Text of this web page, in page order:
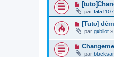
par fafa1107
[Tuto]
par gubilot »
par